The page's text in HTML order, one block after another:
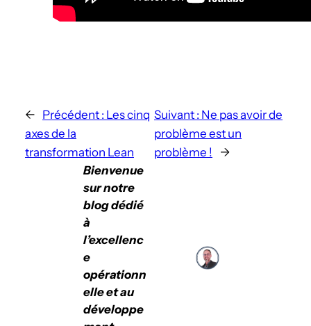
← Précédent : Les cinq
axes de la
transformation Lean
Suivant : Ne pas avoir de
problème est un
problème !
→
Bienvenue
sur notre
blog dédié
à
l’excellenc
e
opérationn
elle et au
développe